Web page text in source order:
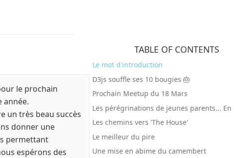
le prochain
année.
un très beau succès
donner une
permettant
espérons des
TABLE OF CONTENTS
Le mot d'introduction
D3js souffle ses 10 bougies 🎂
Prochain Meetup du 18 Mars
Les pérégrinations de jeunes parents... En
Les chemins vers 'The House'
Le meilleur du pire
Une mise en abime du camembert